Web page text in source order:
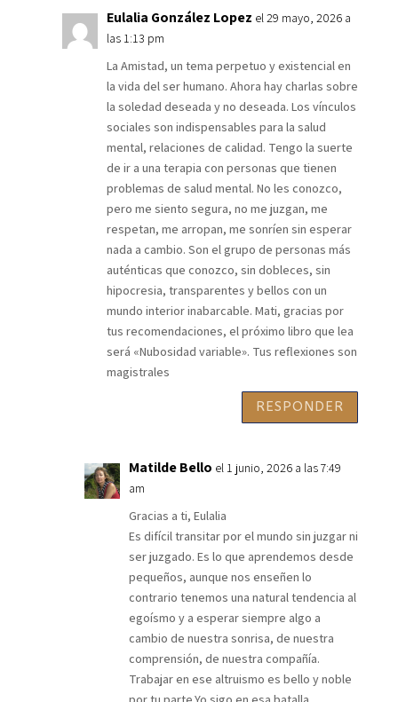
Eulalia González Lopez el 29 mayo, 2026 a
las 1:13 pm
La Amistad, un tema perpetuo y existencial en
la vida del ser humano. Ahora hay charlas sobre
la soledad deseada y no deseada. Los vínculos
sociales son indispensables para la salud
mental, relaciones de calidad. Tengo la suerte
de ir a una terapia con personas que tienen
problemas de salud mental. No les conozco,
pero me siento segura, no me juzgan, me
respetan, me arropan, me sonríen sin esperar
nada a cambio. Son el grupo de personas más
auténticas que conozco, sin dobleces, sin
hipocresia, transparentes y bellos con un
mundo interior inabarcable. Mati, gracias por
tus recomendaciones, el próximo libro que lea
será «Nubosidad variable». Tus reflexiones son
magistrales
RESPONDER
Matilde Bello el 1 junio, 2026 a las 7:49
am
Gracias a ti, Eulalia
Es difícil transitar por el mundo sin juzgar ni
ser juzgado. Es lo que aprendemos desde
pequeños, aunque nos enseñen lo
contrario tenemos una natural tendencia al
egoísmo y a esperar siempre algo a
cambio de nuestra sonrisa, de nuestra
comprensión, de nuestra compañía.
Trabajar en ese altruismo es bello y noble